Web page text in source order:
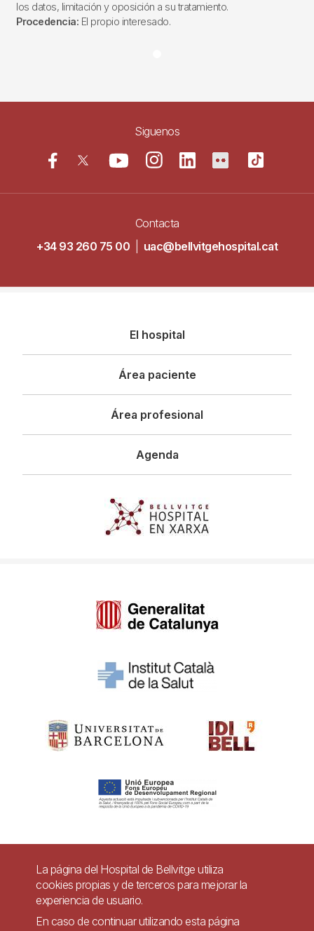
los datos, limitación y oposición a su tratamiento.
Procedencia: El propio interesado.
Siguenos
Contacta
+34 93 260 75 00
uac@bellvitgehospital.cat
principal
El hospital
Área paciente
Área profesional
Agenda
Pie
página
Contacto
Accesibilidad
La página del Hospital de Bellvitge utiliza
cookies propias y de terceros para mejorar la
experiencia de usuario.
En caso de continuar utilizando esta página